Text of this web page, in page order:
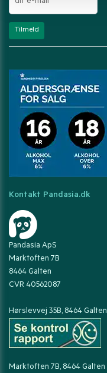
Kontakt Pandasia.dk
Pandasia ApS
Marktoften 7B
8464 Galten
CVR 40562087
Hørslevvej 35B, 8464 Galten
Marktoften 7B, 8464 Galten